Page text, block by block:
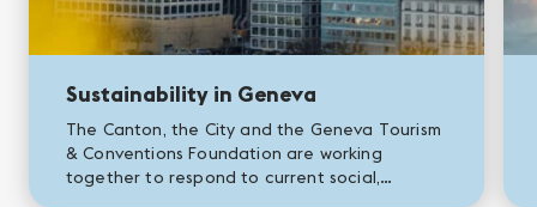
Sustainability in Geneva
The Canton, the City and the Geneva Tourism
& Conventions Foundation are working
together to respond to current social,